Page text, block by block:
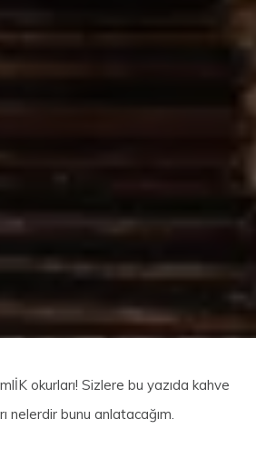
okurları! Sizlere bu yazıda kahve
nelerdir bunu anlatacağım.